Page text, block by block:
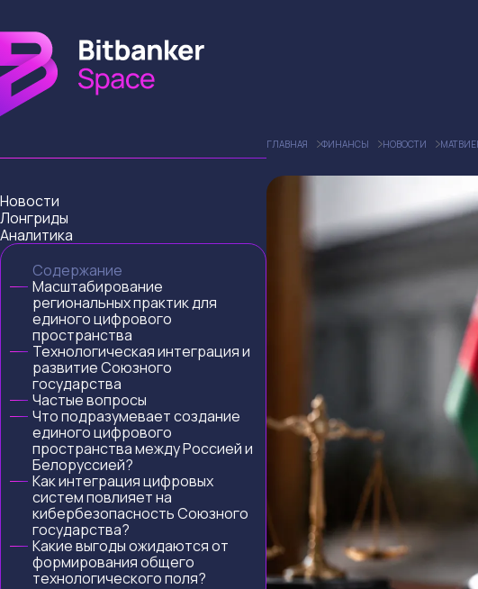
Новости
Лонгриды
Аналитика
Содержание
Масштабирование
региональных практик для
единого цифрового
пространства
Технологическая интеграция и
развитие Союзного
государства
Частые вопросы
Что подразумевает создание
единого цифрового
пространства между Россией и
Белоруссией?
Как интеграция цифровых
систем повлияет на
кибербезопасность Союзного
государства?
Какие выгоды ожидаются от
формирования общего
технологического поля?
ГЛАВНАЯ ФИНАНСЫ НОВОСТИ